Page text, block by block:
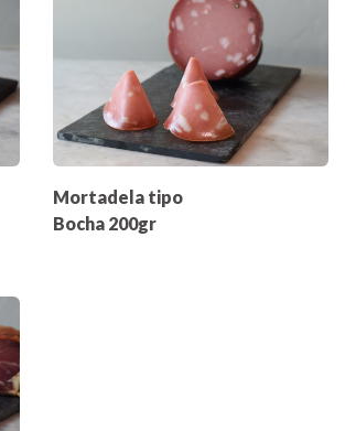
Mortadela tipo
Bocha 200gr